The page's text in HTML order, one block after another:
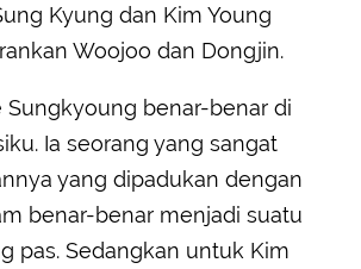
Kyung dan Kim Young
Woojoo dan Dongjin.
Sungkyoung benar-benar di
Ia seorang yang sangat
yang dipadukan dengan
benar-benar menjadi suatu
pas. Sedangkan untuk Kim